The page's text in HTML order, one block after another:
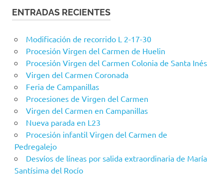
ENTRADAS RECIENTES
Modificación de recorrido L 2-17-30
Procesión Virgen del Carmen de Huelin
Procesión Virgen del Carmen Colonia de Santa Inés
Virgen del Carmen Coronada
Feria de Campanillas
Procesiones de Virgen del Carmen
Virgen del Carmen en Campanillas
Nueva parada en L23
Procesión infantil Virgen del Carmen de
Pedregalejo
Desvíos de líneas por salida extraordinaria de María
Santísima del Rocío